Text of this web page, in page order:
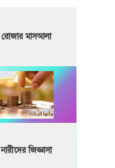
রোজার মাসআলা
নারীদের জিজ্ঞাসা